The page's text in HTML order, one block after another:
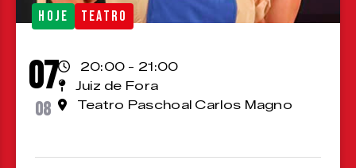
HOJE TEATRO
07
08
20:00 - 21:00
Juiz de Fora
Teatro Paschoal Carlos Magno